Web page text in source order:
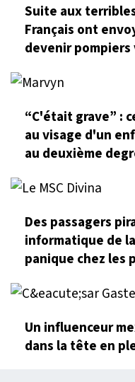
Suite aux
Français ont
devenir
“C'était grave” :
au visage d'un
au deuxième
Des passagers
informatique de
panique chez les
Un influenceur
dans la tête en